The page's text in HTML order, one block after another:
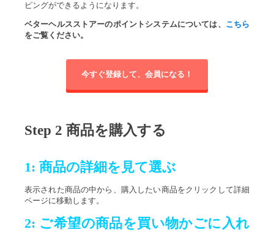
ピングができるようになります。
ベターヘルスストアーのポイントシステムについては、 こちら
をご覧ください。
今すぐ登録して、会員になる！
Step 2 商品を購入する
1: 商品の詳細を見て選ぶ
表示された商品の中から、購入したい商品をクリックして詳細
ページに移動します。
2: ご希望の商品を買い物かごに入れ